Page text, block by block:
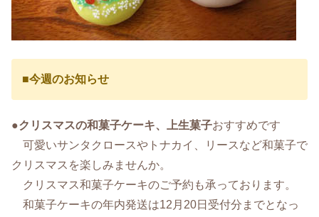
■今週のお知らせ
●クリスマスの和菓子ケーキ、上生菓子おすすめです
可愛いサンタクロースやトナカイ、リースなど和菓子で
クリスマスを楽しみませんか。
クリスマス和菓子ケーキのご予約も承っております。
和菓子ケーキの年内発送は12月20日受付分までとなっ